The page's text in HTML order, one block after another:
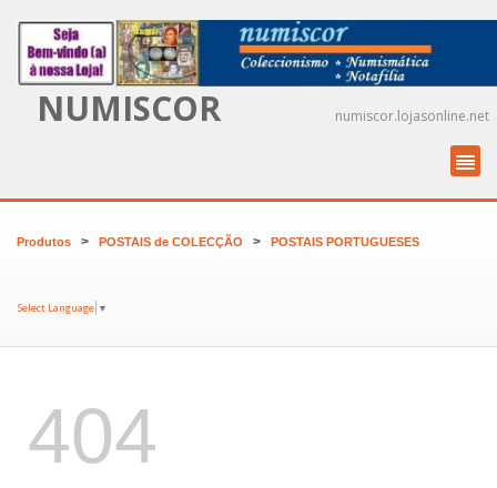
NUMISCOR numiscor.lojasonline.net
Produtos > POSTAIS de COLECÇÃO > POSTAIS PORTUGUESES
Select Language ▼